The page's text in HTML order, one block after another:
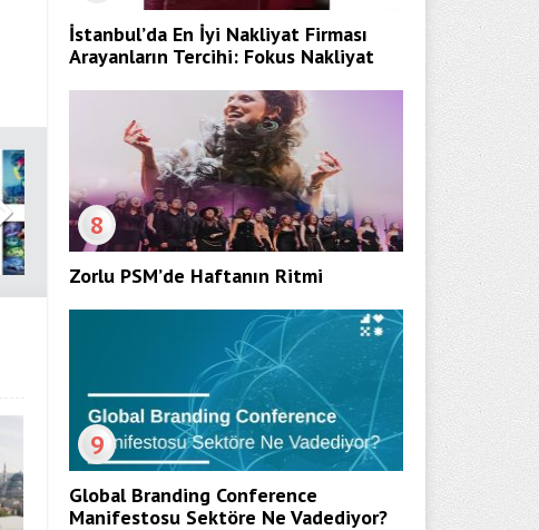
İstanbul’da En İyi Nakliyat Firması
Arayanların Tercihi: Fokus Nakliyat
8
Zorlu PSM’de Haftanın Ritmi
9
Global Branding Conference
Manifestosu Sektöre Ne Vadediyor?